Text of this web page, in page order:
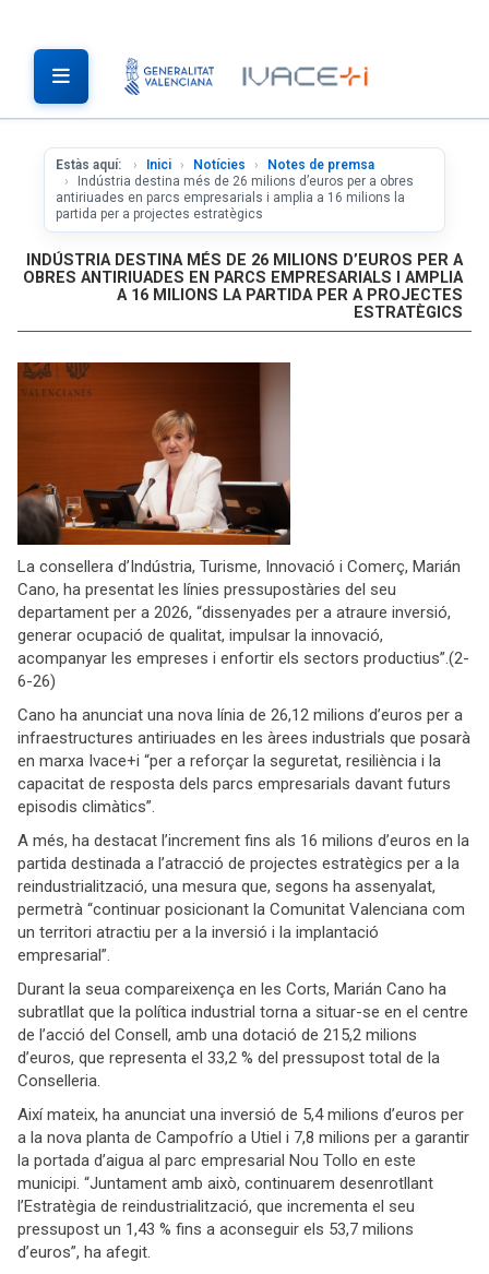
Estàs aquí: Inici Notícies
Notes de premsa
Indústria destina més de 26 milions d’euros per a obres
antiriuades en parcs empresarials i amplia a 16 milions la
partida per a projectes estratègics
INDÚSTRIA DESTINA MÉS DE 26 MILIONS D’EUROS PER A
OBRES ANTIRIUADES EN PARCS EMPRESARIALS I AMPLIA
A 16 MILIONS LA PARTIDA PER A PROJECTES
ESTRATÈGICS
La consellera d’Indústria, Turisme, Innovació i Comerç, Marián
Cano, ha presentat les línies pressupostàries del seu
departament per a 2026, “dissenyades per a atraure inversió,
generar ocupació de qualitat, impulsar la innovació,
acompanyar les empreses i enfortir els sectors productius”.(2-
6-26)
Cano ha anunciat una nova línia de 26,12 milions d’euros per a
infraestructures antiriuades en les àrees industrials que posarà
en marxa Ivace+i “per a reforçar la seguretat, resiliència i la
capacitat de resposta dels parcs empresarials davant futurs
episodis climàtics”.
A més, ha destacat l’increment fins als 16 milions d’euros en la
partida destinada a l’atracció de projectes estratègics per a la
reindustrialització, una mesura que, segons ha assenyalat,
permetrà “continuar posicionant la Comunitat Valenciana com
un territori atractiu per a la inversió i la implantació
empresarial”.
Durant la seua compareixença en les Corts, Marián Cano ha
subratllat que la política industrial torna a situar-se en el centre
de l’acció del Consell, amb una dotació de 215,2 milions
d’euros, que representa el 33,2 % del pressupost total de la
Conselleria.
Així mateix, ha anunciat una inversió de 5,4 milions d’euros per
a la nova planta de Campofrío a Utiel i 7,8 milions per a garantir
la portada d’aigua al parc empresarial Nou Tollo en este
municipi. “Juntament amb això, continuarem desenrotllant
l’Estratègia de reindustrialització, que incrementa el seu
pressupost un 1,43 % fins a aconseguir els 53,7 milions
d’euros”, ha afegit.